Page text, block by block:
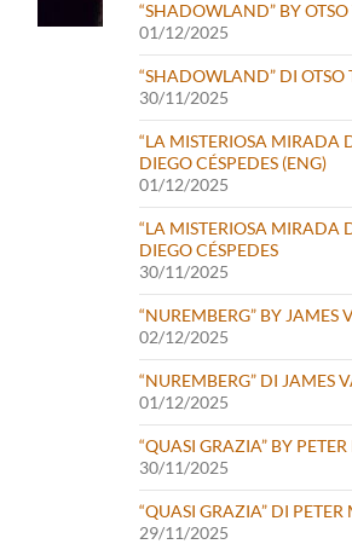
“SHADOWLAND” BY
01/12/2025
“SHADOWLAND” DI OTSO
30/11/2025
“LA MISTERIOSA MIRADA
DIEGO CÉSPEDES (ENG)
01/12/2025
“LA MISTERIOSA MIRADA
DIEGO CÉSPEDES
30/11/2025
“NUREMBERG” BY JAMES
02/12/2025
“NUREMBERG” DI JAMES
01/12/2025
“QUASI GRAZIA” BY
30/11/2025
“QUASI GRAZIA” DI PETER
29/11/2025